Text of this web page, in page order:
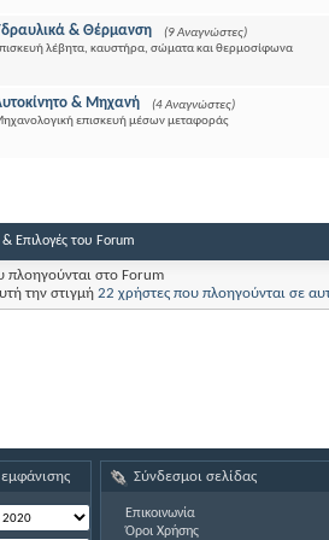
& Θέρμανση
(9 Αναγνώστες)
λέβητα, καυστήρα, σώματα και θερμοσίφωνα
& Μηχανή
(4 Αναγνώστες)
επισκευή μέσων μεταφοράς
Επιλογές του Forum
πλοηγούνται στο Forum
την στιγμή22 χρήστες που πλοηγούνται σε
εμφάνισης Σύνδεσμοι σελίδας
Επικοινωνία
Όροι Χρήσης